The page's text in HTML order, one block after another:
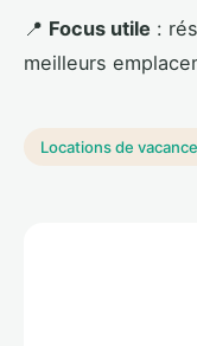
📍 Focus utile :
meilleurs
Locations de